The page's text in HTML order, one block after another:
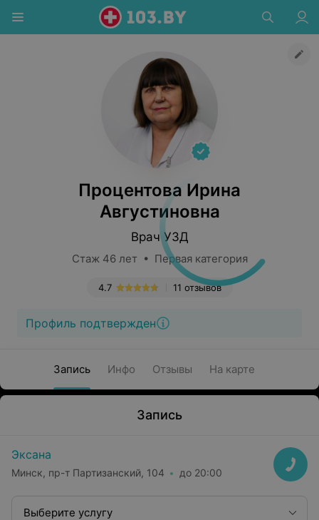
Процентова Ирина
Августиновна
Врач УЗД
Стаж 46 лет • Первая категория
11 отзывов
4.7
Профиль подтвержден
Запись Инфо Отзывы На карте
Запись
Эксана
Минск, пр-т Партизанский, 104 до 20:00
Выберите услугу